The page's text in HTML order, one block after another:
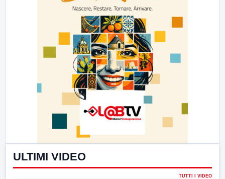
ULTIMI VIDEO
TUTTI I VIDEO